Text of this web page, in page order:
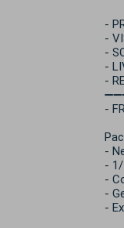
-
-
-
-
-
-
-
-
-
-
-